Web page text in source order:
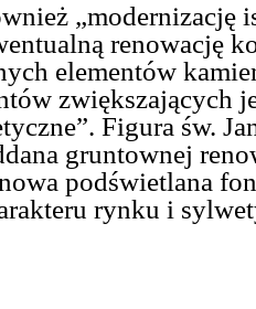
„modernizację
renowację
elementów
zwiększających
Figura św.
gruntownej
podświetlana
rynku i